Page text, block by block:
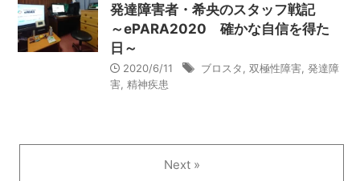
発達障害者・希央のスタッフ戦記
～ePARA2020 確かな自信を得た
日～
2020/6/11 ブロスタ ,双極性障害 ,発達障
害 ,精神疾患
Next »